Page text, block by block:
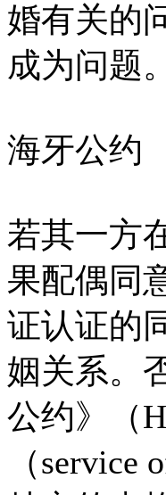
婚有关的
成为问题。
海牙公约
若其一方
果配偶同
证认证的
姻关系。
公约》（
（